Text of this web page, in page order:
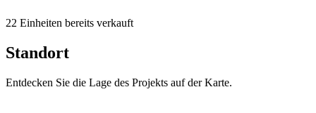
22 Einheiten bereits verkauft
Standort
Entdecken Sie die Lage des Projekts auf der Karte.